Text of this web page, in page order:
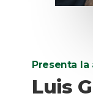
Presenta la
Luis